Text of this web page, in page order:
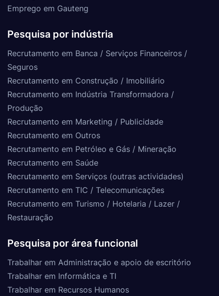
Emprego em Gauteng
Pesquisa por indústria
Recrutamento em Banca / Serviços Financeiros /
Seguros
Recrutamento em Construção / Imobiliário
Recrutamento em Indústria Transformadora /
Produção
Recrutamento em Marketing / Publicidade
Recrutamento em Outros
Recrutamento em Petróleo e Gás / Mineração
Recrutamento em Saúde
Recrutamento em Serviços (outras actividades)
Recrutamento em TIC / Telecomunicações
Recrutamento em Turismo / Hotelaria / Lazer /
Restauração
Pesquisa por área funcional
Trabalhar em Administração e apoio de escritório
Trabalhar em Informática e TI
Trabalhar em Recursos Humanos